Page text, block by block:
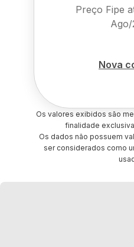
Preço Fipe
Ago/
Nova
Os valores exibidos são
finalidade
Os dados não possuem
ser considerados como